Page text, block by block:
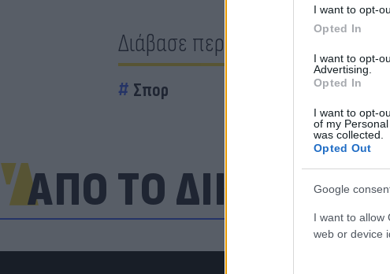
I want to opt-
Opted In
I want to opt-
Advertising.
Opted In
I want to opt-
of my
was collected.
Opted Out
Google
I want to allow
web or device
Διάβασε περισσότερα
Σπορ
ΑΠΟ ΤΟ ΔΙΚΤΥΟ